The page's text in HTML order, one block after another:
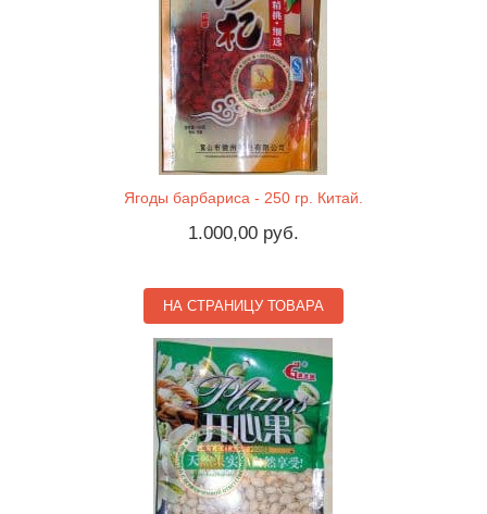
Ягоды барбариса - 250 гр. Китай.
1.000,00 руб.
НА СТРАНИЦУ ТОВАРА